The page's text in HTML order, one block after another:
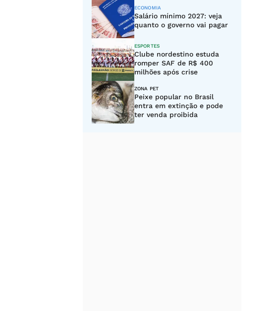
ECONOMIA
Salário mínimo 2027: veja
quanto o governo vai pagar
ESPORTES
Clube nordestino estuda
romper SAF de R$ 400
milhões após crise
ZONA PET
Peixe popular no Brasil
entra em extinção e pode
ter venda proibida